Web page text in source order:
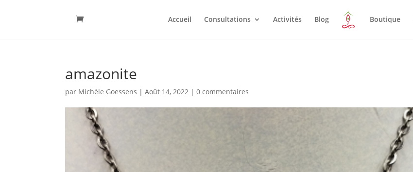
Accueil Consultations Activités Blog Boutique
amazonite
par Michèle Goessens |Août 14, 2022 |0 commentaires